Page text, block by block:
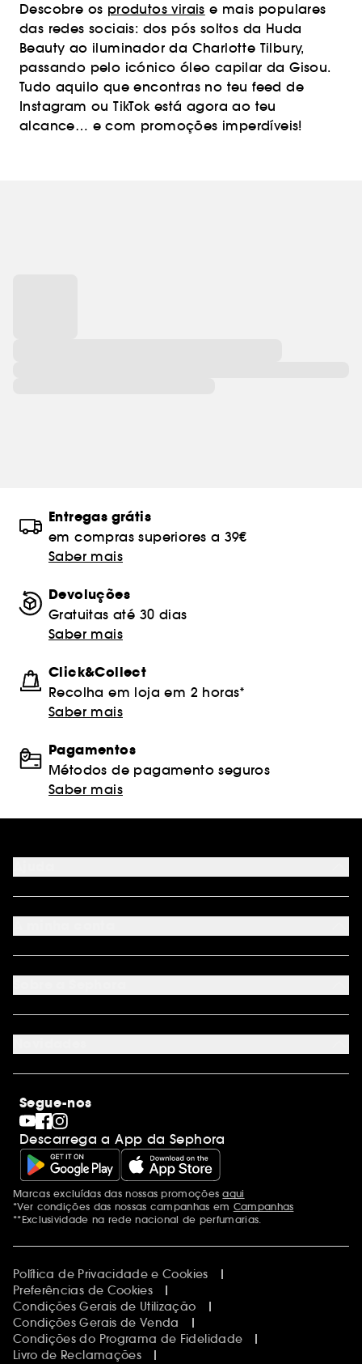
Descobre os produtos virais e mais populares
das redes sociais: dos pós soltos da Huda
Beauty ao iluminador da Charlotte Tilbury,
passando pelo icónico óleo capilar da Gisou.
Tudo aquilo que encontras no teu feed de
Instagram ou TikTok está agora ao teu
alcance… e com promoções imperdíveis!
Entregas grátis
em compras superiores a 39€
Saber mais
Devoluções
Gratuitas até 30 dias
Saber mais
Click&Collect
Recolha em loja em 2 horas*
Saber mais
Pagamentos
Métodos de pagamento seguros
Saber mais
FAQ
Métodos de pagamento
Cartão oferta físico
Cartão oferta empresas
Site Map
Seguir encomenda
Programa de Fidelidade
Juntar Sephora
Sephora Prize 2026
Internacional
Descobrir a Sephora
Código promocional Sephora
Saldos
Dia dos Namorados
Dia do Pai
Dia da Mãe
Calendários do Advento
Singles' Day
Black Friday
Cyber Monday
Blue Monday
Segue-nos
Descarrega a App da Sephora
Menções adicionais
Marcas excluídas das nossas promoçõesaqui
*Ver condições das nossas campanhas em Campanhas
**Exclusividade na rede nacional de perfumarias.
Política de Privacidade e Cookies
Preferências de Cookies
Condições Gerais de Utilização
Condições Gerais de Venda
Condições do Programa de Fidelidade
Livro de Reclamações